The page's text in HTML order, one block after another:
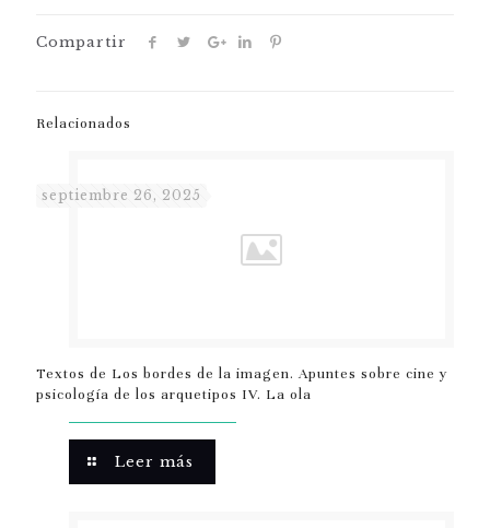
Compartir
Relacionados
septiembre 26, 2025
Textos de Los bordes de la imagen. Apuntes sobre cine y
psicología de los arquetipos IV. La ola
Leer más